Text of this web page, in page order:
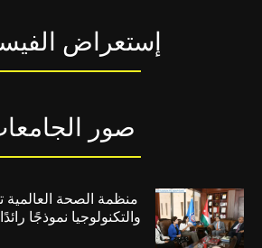
إستعراض
صور
منظمة الصحة
والتكنولوجيا نموذجًا